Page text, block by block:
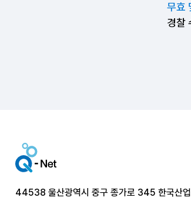
무효
경찰
44538 울산광역시 중구 종가로 345 한국산